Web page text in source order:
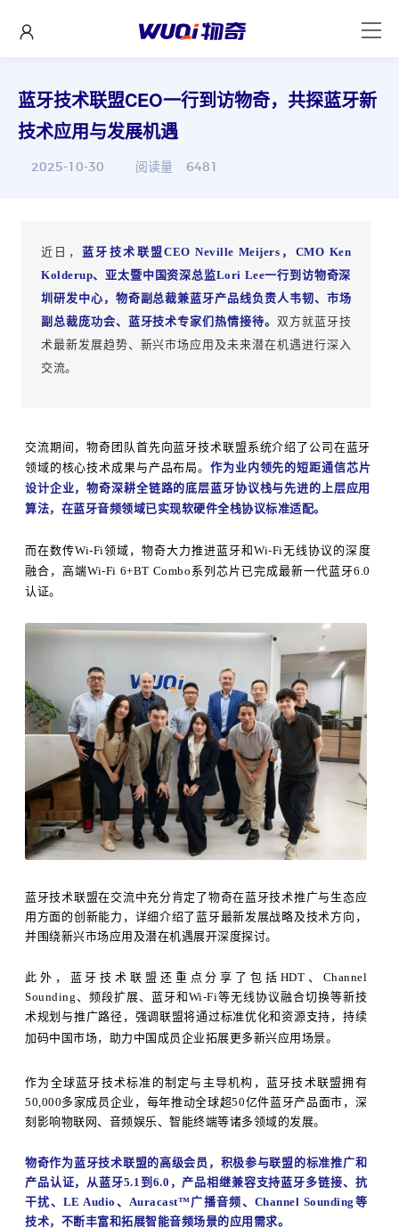
蓝牙技术联盟CEO一行到访物奇，共探蓝牙新
技术应用与发展机遇
2025-10-30 阅读量 6481
近日，蓝牙技术联盟CEO Neville Meijers，CMO Ken
Kolderup、亚太暨中国资深总监Lori Lee一行到访物奇深
圳研发中心，物奇副总裁兼蓝牙产品线负责人韦韧、市场
副总裁庞功会、蓝牙技术专家们热情接待。 双方就蓝牙技
术最新发展趋势、新兴市场应用及未来潜在机遇进行深入
交流。
交流期间，物奇团队首先向蓝牙技术联盟系统介绍了公司在蓝牙
领域的核心技术成果与产品布局。作为业内领先的短距通信芯片
设计企业，物奇深耕全链路的底层蓝牙协议栈与先进的上层应用
算法，在蓝牙音频领域已实现软硬件全栈协议标准适配。
而在数传Wi-Fi领域，物奇大力推进蓝牙和Wi-Fi无线协议的深度
融合，高端Wi-Fi 6+BT Combo系列芯片已完成最新一代蓝牙6.0
认证。
蓝牙技术联盟在交流中充分肯定了物奇在蓝牙技术推广与生态应
用方面的创新能力，详细介绍了蓝牙最新发展战略及技术方向，
并围绕新兴市场应用及潜在机遇展开深度探讨。
此外，蓝牙技术联盟还重点分享了包括HDT、Channel
Sounding、频段扩展、蓝牙和Wi-Fi等无线协议融合切换等新技
术规划与推广路径，强调联盟将通过标准优化和资源支持，持续
加码中国市场，助力中国成员企业拓展更多新兴应用场景。
作为全球蓝牙技术标准的制定与主导机构，蓝牙技术联盟拥有
50,000多家成员企业，每年推动全球超50亿件蓝牙产品面市，深
刻影响物联网、音频娱乐、智能终端等诸多领域的发展。
物奇作为蓝牙技术联盟的高级会员，积极参与联盟的标准推广和
产品认证，从蓝牙5.1到6.0，产品相继兼容支持蓝牙多链接、抗
干扰、LE Audio、Auracast™广播音频、Channel Sounding等
技术，不断丰富和拓展智能音频场景的应用需求。